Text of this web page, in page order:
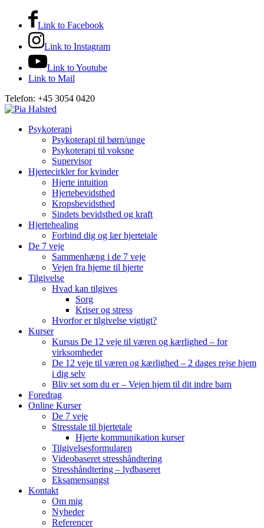
Link to Facebook
Link to Instagram
Link to Youtube
Link to Mail
Telefon: +45 3054 0420
Psykoterapi
Psykoterapi til børn/unge
Psykoterapi til voksne
Supervisor
Hjertecirkler for kvinder
Hjerte intuition
Hjertebevidsthed
Kropsbevidsthed
Sindets bevidsthed og kraft
Hjertehealing
Forbind dig og lær hjertetale
De 7 veje
Sammenhæng i de 7 veje
Vejen fra hjerne til hjerte
Tilgivelse
Hvad kan tilgives
Sorg
Kriser og stress
Hvorfor er tilgivelse vigtigt?
Kurser
Kursus De 12 veje til væren og kærlighed – for
virksomheder
De 12 veje til væren og kærlighed – 2 dages rejse hjem
i dig selv
Bliv set som du er – Vejen hjem til dit indre barn
Foredrag
Online Kurser
De 7 veje
Stresstale til hjertetale
Hjerte kommunikation kurser
Tilgivelsesformularen
Videobaseret stresshåndtering
Stresshåndtering – lydbaseret
Eksamensangst
Kontakt
Om mig
Nyheder
Referencer